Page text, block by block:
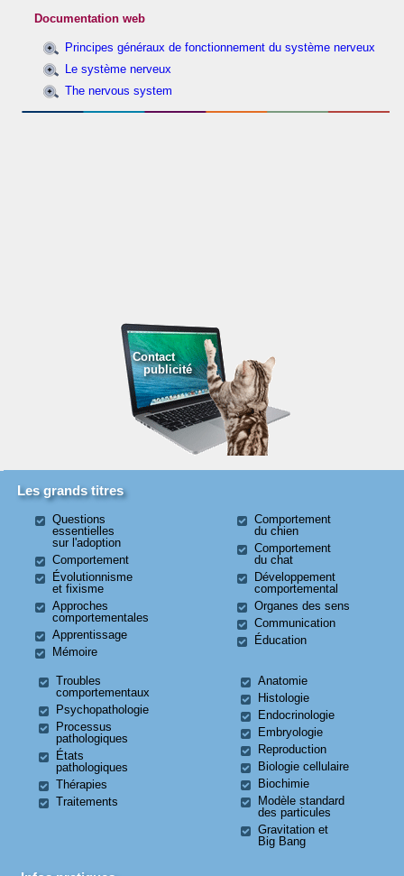
Documentation web
Principes généraux de fonctionnement du système nerveux
Le système nerveux
The nervous system
Contact
publicité
Les grands titres
Questions
essentielles
sur l'adoption
Comportement
Évolutionnisme
et fixisme
Approches
comportementales
Apprentissage
Mémoire
Comportement
du chien
Comportement
du chat
Développement
comportemental
Organes des sens
Communication
Éducation
Troubles
comportementaux
Psychopathologie
Processus
pathologiques
États
pathologiques
Thérapies
Traitements
Anatomie
Histologie
Endocrinologie
Embryologie
Reproduction
Biologie cellulaire
Biochimie
Modèle standard
des particules
Gravitation et
Big Bang